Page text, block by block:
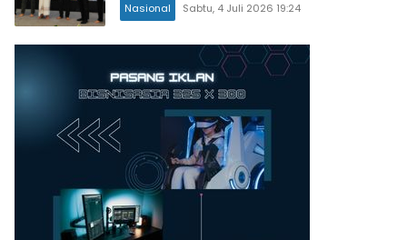
Nasional Sabtu, 4 Juli 2026 19:24